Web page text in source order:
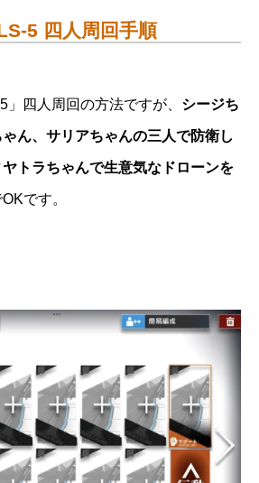
5 四人周回手順
」四人周回の方法ですが、 シージち
ん、サリアちゃんの三人で防衛し
トラちゃんで生意気なドローンを
です。